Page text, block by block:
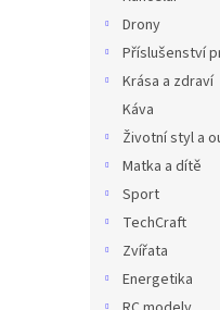
Drony
Příslušenství
Krása a zdraví
Káva
Životní styl a
Matka a dítě
Sport
TechCraft
Zvířata
Energetika